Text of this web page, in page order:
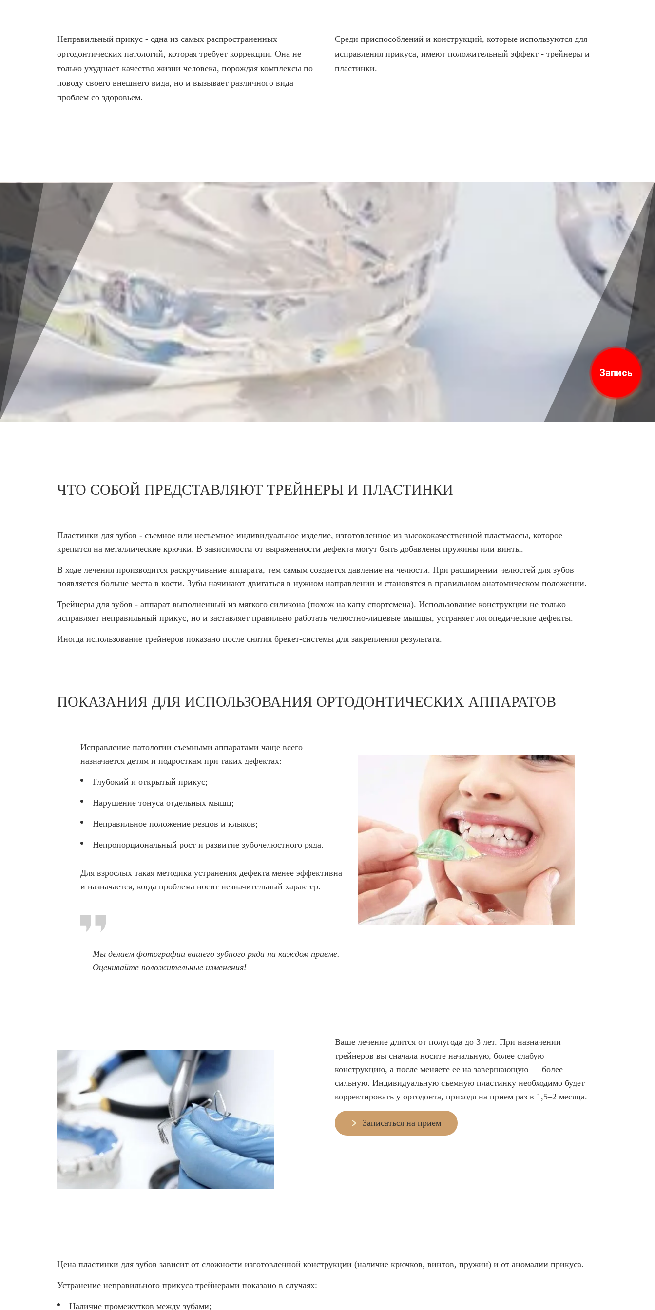
Запись
ЛЕЧЕНИЕ ЗУБОВ ПОД НАРКОЗОМ
ВИНИРЫ
О КЛИНИКЕ ТОВАРЫ КОНТАКТЫ
ОФИЦИАЛЬНАЯ
ИНФОРМАЦИЯ
ОБОРУДОВАНИЕ
Неправильный прикус - одна из самых распространенных
ортодонтических патологий, которая требует коррекции. Она не
только ухудшает качество жизни человека, порождая комплексы по
поводу своего внешнего вида, но и вызывает различного вида
проблем со здоровьем.
Среди приспособлений и конструкций, которые используются для
исправления прикуса, имеют положительный эффект - трейнеры и
пластинки.
ЧТО СОБОЙ ПРЕДСТАВЛЯЮТ ТРЕЙНЕРЫ И ПЛАСТИНКИ
Пластинки для зубов - съемное или несъемное индивидуальное изделие, изготовленное из высококачественной пластмассы, которое
крепится на металлические крючки. В зависимости от выраженности дефекта могут быть добавлены пружины или винты.
В ходе лечения производится раскручивание аппарата, тем самым создается давление на челюсти. При расширении челюстей для зубов
появляется больше места в кости. Зубы начинают двигаться в нужном направлении и становятся в правильном анатомическом положении.
Трейнеры для зубов - аппарат выполненный из мягкого силикона (похож на капу спортсмена). Использование конструкции не только
исправляет неправильный прикус, но и заставляет правильно работать челюстно-лицевые мышцы, устраняет логопедические дефекты.
Иногда использование трейнеров показано после снятия брекет-системы для закрепления результата.
ПОКАЗАНИЯ ДЛЯ ИСПОЛЬЗОВАНИЯ ОРТОДОНТИЧЕСКИХ АППАРАТОВ
Исправление патологии съемными аппаратами чаще всего
назначается детям и подросткам при таких дефектах:
Глубокий и открытый прикус;
Нарушение тонуса отдельных мышц;
Неправильное положение резцов и клыков;
Непропорциональный рост и развитие зубочелюстного ряда.
Для взрослых такая методика устранения дефекта менее эффективна
и назначается, когда проблема носит незначительный характер.
Мы делаем фотографии вашего зубного ряда на каждом приеме.
Оценивайте положительные изменения!
Ваше лечение длится от полугода до 3 лет. При назначении
трейнеров вы сначала носите начальную, более слабую
конструкцию, а после меняете ее на завершающую — более
сильную. Индивидуальную съемную пластинку необходимо будет
корректировать у ортодонта, приходя на прием раз в 1,5–2 месяца.
Записаться на прием
Цена пластинки для зубов зависит от сложности изготовленной конструкции (наличие крючков, винтов, пружин) и от аномалии прикуса.
Устранение неправильного прикуса трейнерами показано в случаях:
Наличие промежутков между зубами;